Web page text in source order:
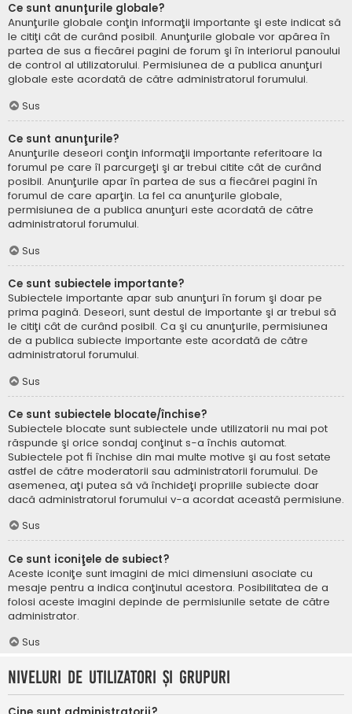
Ce sunt anunţurile globale?
Anunţurile globale conţin informaţii importante şi este indicat să
le citiţi cât de curând posibil. Anunţurile globale vor apărea în
partea de sus a fiecărei pagini de forum şi în interiorul panoului
de control al utilizatorului. Permisiunea de a publica anunţuri
globale este acordată de către administratorul forumului.
Sus
Ce sunt anunţurile?
Anunţurile deseori conţin informaţii importante referitoare la
forumul pe care îl parcurgeţi şi ar trebui citite cât de curând
posibil. Anunţurile apar în partea de sus a fiecărei pagini în
forumul de care aparţin. La fel ca anunţurile globale,
permisiunea de a publica anunţuri este acordată de către
administratorul forumului.
Sus
Ce sunt subiectele importante?
Subiectele importante apar sub anunţuri în forum şi doar pe
prima pagină. Deseori, sunt destul de importante şi ar trebui să
le citiţi cât de curând posibil. Ca şi cu anunţurile, permisiunea
de a publica subiecte importante este acordată de către
administratorul forumului.
Sus
Ce sunt subiectele blocate/închise?
Subiectele blocate sunt subiectele unde utilizatorii nu mai pot
răspunde şi orice sondaj conţinut s-a închis automat.
Subiectele pot fi închise din mai multe motive şi au fost setate
astfel de către moderatorii sau administratorii forumului. De
asemenea, aţi putea să vă închideţi propriile subiecte doar
dacă administratorul forumului v-a acordat această permisiune.
Sus
Ce sunt iconiţele de subiect?
Aceste iconiţe sunt imagini de mici dimensiuni asociate cu
mesaje pentru a indica conţinutul acestora. Posibilitatea de a
folosi aceste imagini depinde de permisiunile setate de către
administrator.
Sus
Niveluri de utilizatori şi grupuri